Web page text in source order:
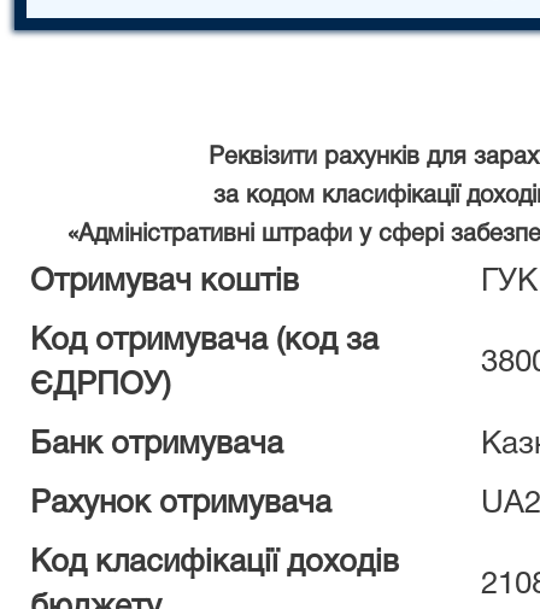
Реквізити рахунків для
за кодом класифікації
«Адміністративні штрафи у сфері
Отримувач коштів
Код отримувача (код за
ЄДРПОУ)
Банк отримувача
Рахунок отримувача
Код класифікації доходів